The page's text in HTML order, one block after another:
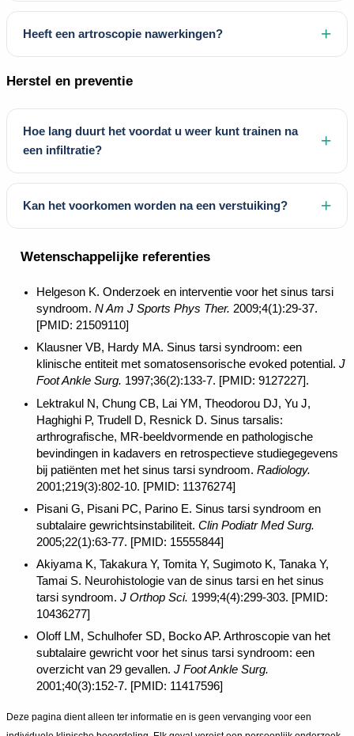
Heeft een artroscopie nawerkingen?
Herstel en preventie
Hoe lang duurt het voordat u weer kunt trainen na
een infiltratie?
Kan het voorkomen worden na een verstuiking?
Wetenschappelijke referenties
Helgeson K. Onderzoek en interventie voor het sinus tarsi
syndroom. N Am J Sports Phys Ther. 2009;4(1):29-37.
[PMID: 21509110]
Klausner VB, Hardy MA. Sinus tarsi syndroom: een
klinische entiteit met somatosensorische evoked potential. J
Foot Ankle Surg. 1997;36(2):133-7. [PMID: 9127227].
Lektrakul N, Chung CB, Lai YM, Theodorou DJ, Yu J,
Haghighi P, Trudell D, Resnick D. Sinus tarsalis:
arthrografische, MR-beeldvormende en pathologische
bevindingen in kadavers en retrospectieve studiegegevens
bij patiënten met het sinus tarsi syndroom. Radiology.
2001;219(3):802-10. [PMID: 11376274]
Pisani G, Pisani PC, Parino E. Sinus tarsi syndroom en
subtalaire gewrichtsinstabiliteit. Clin Podiatr Med Surg.
2005;22(1):63-77. [PMID: 15555844]
Akiyama K, Takakura Y, Tomita Y, Sugimoto K, Tanaka Y,
Tamai S. Neurohistologie van de sinus tarsi en het sinus
tarsi syndroom. J Orthop Sci. 1999;4(4):299-303. [PMID:
10436277]
Oloff LM, Schulhofer SD, Bocko AP. Arthroscopie van het
subtalaire gewricht voor het sinus tarsi syndroom: een
overzicht van 29 gevallen. J Foot Ankle Surg.
2001;40(3):152-7. [PMID: 11417596]
Deze pagina dient alleen ter informatie en is geen vervanging voor een